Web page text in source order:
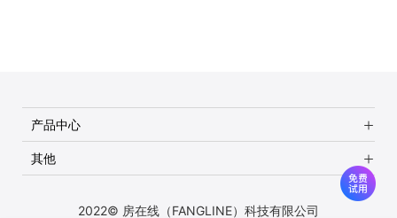
产品中心
其他
2022© 房在线（FANGLINE）科技有限公司